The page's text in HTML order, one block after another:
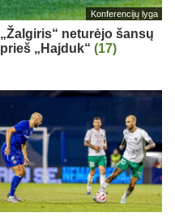
Konferencijų lyga
„Žalgiris“ neturėjo šansų
prieš „Hajduk“ (17)